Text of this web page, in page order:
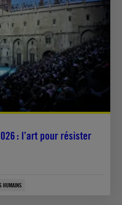
: l’art pour résister
HUMAINS